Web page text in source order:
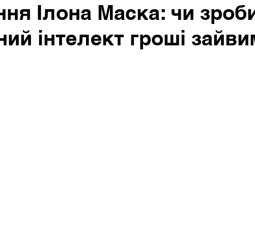
Ілона Маска: чи
інтелект гроші